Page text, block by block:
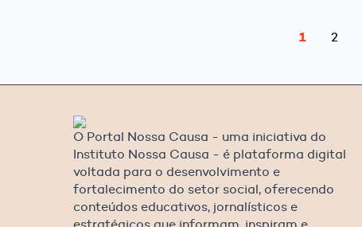
1 2
O Portal Nossa Causa - uma iniciativa do
Instituto Nossa Causa - é plataforma digital
voltada para o desenvolvimento e
fortalecimento do setor social, oferecendo
conteúdos educativos, jornalísticos e